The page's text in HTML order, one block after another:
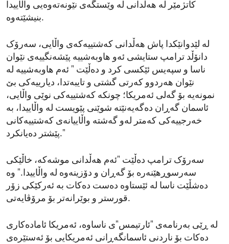
کاتژمێر لە هەڵدانی لە وێستگەی نێونەتەوەیی واڵاییدا
بنیشێتەوە.
لە لێدوانێکدا پاش هەڵدانی کەشتییەکەی واڵایی، سەرۆک
دانۆڵد ترامپ ستایشی ئەو هاوبەشییە پێشەنگییەی نێوان
ناسا و سپەیس ئێکسی کرد و دەڵێت " ئەم هاوبەشییە لە
نێوان هەردوو کەرتی گشتی و تایبەتدا، دیارییەکی بێ
نمونەیە بۆ گەلی ئەمریکا؛ چونکە کەشتییەکی نوێی واڵایی،
ئاسمان گەڕان دەگەیەنێتە شوێنی پێویست لە واڵاییدا، بە
خەرجییەکی کەمتر لەو گەشتە واڵاییانەی کەشتییەکانی
پێشتر دەیانکرد."
سەرۆک ترامپ دەڵێت "ئەم هەڵدانی موشەکە، خاڵێکی
سەرسوڕهێنەرە بۆ گەڕان و دۆزینەوە لە واڵاییدا." وە
دەشڵێت ناسا لە ئێستاوە دەست دەکات بە ئەرکێکی زۆر
قورستر و بوێرانەتر بۆ مرۆڤایەتی.
لە ڕێی بەرنامەی "ئارتیمس"ی ناساوە، ئەمریکا ئامادەکاری
دەکات بۆ ناردنی ئاسمانگەڕانی ئەمریکایی بۆ ئەستێرەی